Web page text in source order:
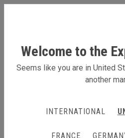
Welcome to the
Seems like you are in United
another
INTERNATIONAL
FRANCE